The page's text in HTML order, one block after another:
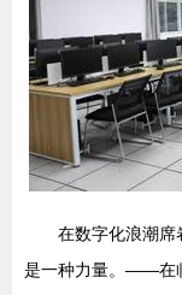
在数字化浪潮席
是一种力量。——在